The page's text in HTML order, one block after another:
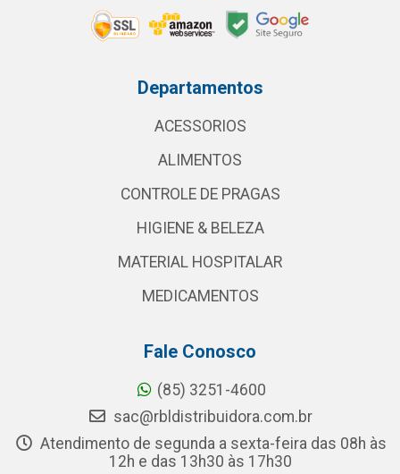
Departamentos
ACESSORIOS
ALIMENTOS
CONTROLE DE PRAGAS
HIGIENE & BELEZA
MATERIAL HOSPITALAR
MEDICAMENTOS
Fale Conosco
(85) 3251-4600
sac@rbldistribuidora.com.br
Atendimento de segunda a sexta-feira das 08h às
12h e das 13h30 às 17h30